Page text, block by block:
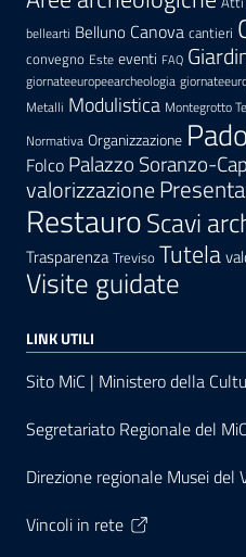
bellearti Belluno Canova cantieri
convegno Este eventi FAQ
giornateeuropeearcheologia
Metalli Modulistica Montegrotto
Normativa Organizzazione
Folco Palazzo Soranzo-
valorizzazione
RestauroScavi
Trasparenza Treviso Tutela
Visite guidate
LINK UTILI
Sito MiC | Ministero della
Segretariato Regionale del
Direzione regionale Musei del
Vincoli in rete